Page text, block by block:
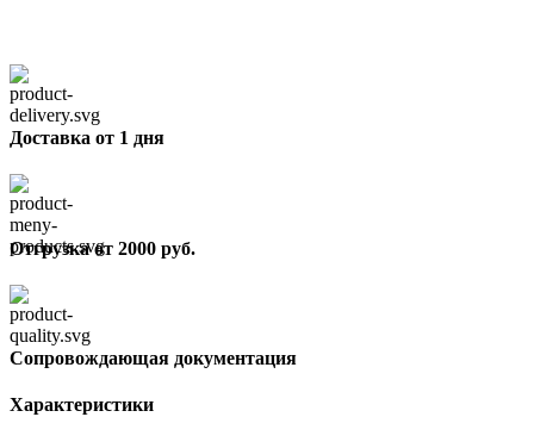
Доставка от 1 дня
Отгрузка от 2000 руб.
Сопровождающая документация
Характеристики